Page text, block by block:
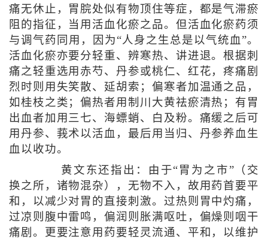
痛无休止，胃脘处似有物顶住等症，都是气滞瘀
阻的指征，当用活血化瘀之品。但活血化瘀药须
与调气药同用，因为“人身之生总是以气统血”。
活血化瘀亦要分轻重、辨寒热、讲进退。根据刺
痛之轻重选用赤芍、丹参或桃仁、红花，疼痛剧
烈时则用失笑散、延胡索；偏寒者加温通之品，
如桂枝之类；偏热者用制川大黄祛瘀清热；有胃
出血者加用三七、海螵蛸、白及粉。痛缓之后可
用丹参、莪术以活血，最后用当归、丹参养血生
血以收功。
黄文东还指出：由于“胃为之市”（交
换之所，诸物混杂），无物不入，故用药首要平
和，以减少对胃的直接刺激。过热则胃中灼痛，
过凉则腹中雷鸣，偏润则胀满呕吐，偏燥则咽干
痛剧。更要注意用药要轻灵流通、平和，以维护